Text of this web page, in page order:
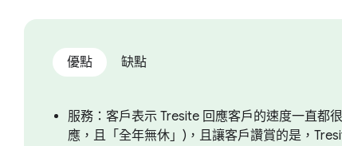
優點 缺點
服務：客戶表示 Tresite 回應客戶的速度一直都
應，且「全年無休」)，且讓客戶讚賞的是，